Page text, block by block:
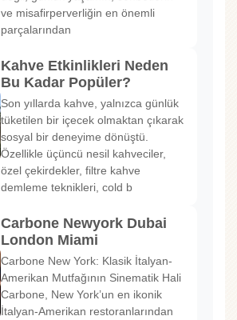
ve misafirperverliğin en önemli
parçalarından
Kahve Etkinlikleri Neden
Bu Kadar Popüler?
Son yıllarda kahve, yalnızca günlük
tüketilen bir içecek olmaktan çıkarak
sosyal bir deneyime dönüştü.
Özellikle üçüncü nesil kahveciler,
özel çekirdekler, filtre kahve
demleme teknikleri, cold b
Carbone Newyork Dubai
London Miami
Carbone New York: Klasik İtalyan-
Amerikan Mutfağının Sinematik Hali
Carbone, New York’un en ikonik
İtalyan-Amerikan restoranlarından